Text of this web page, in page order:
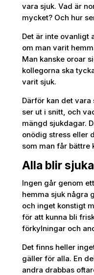
vara sjuk. Vad är
mycket? Och hur
Det är inte ovanligt
om man varit
Man kanske oroar
kollegorna ska
varit sjuk.
Därför kan det
ser ut i snitt, och
mängd sjukdagar.
onödig stress eller
som man får bättre
Alla blir
Ingen går genom
hemma sjuk några
och inget konstigt
för att kunna bli
förkylningar och
Det finns heller
gäller för alla. En
andra drabbas